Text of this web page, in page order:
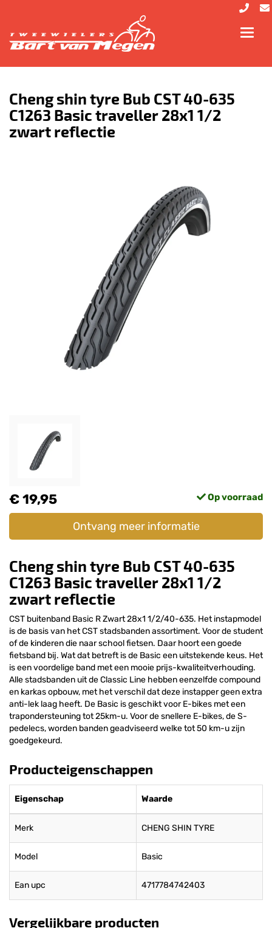
Cheng shin tyre Bub CST 40-635
C1263 Basic traveller 28x1 1/2
zwart reflectie
€ 19,95 Op voorraad
Ontvang meer informatie
Cheng shin tyre Bub CST 40-635
C1263 Basic traveller 28x1 1/2
zwart reflectie
CST buitenband Basic R Zwart 28x1 1/2/40-635. Het instapmodel
is de basis van het CST stadsbanden assortiment. Voor de student
of de kinderen die naar school fietsen. Daar hoort een goede
fietsband bij. Wat dat betreft is de Basic een uitstekende keus. Het
is een voordelige band met een mooie prijs-kwaliteitverhouding.
Alle stadsbanden uit de Classic Line hebben eenzelfde compound
en karkas opbouw, met het verschil dat deze instapper geen extra
anti-lek laag heeft. De Basic is geschikt voor E-bikes met een
trapondersteuning tot 25km-u. Voor de snellere E-bikes, de S-
pedelecs, worden banden geadviseerd welke tot 50 km-u zijn
goedgekeurd.
Producteigenschappen
Eigenschap Waarde
Merk CHENG SHIN TYRE
Model Basic
Ean upc 4717784742403
Vergelijkbare producten